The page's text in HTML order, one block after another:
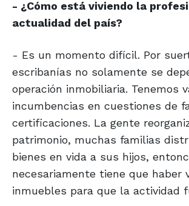
- ¿Cómo está viviendo la
actualidad del país?
- Es un momento difícil. Por
escribanías no solamente se
operación inmobiliaria. Tenemos
incumbencias en cuestiones de
certificaciones. La gente
patrimonio, muchas familias
bienes en vida a sus hijos,
necesariamente tiene que haber
inmuebles para que la actividad